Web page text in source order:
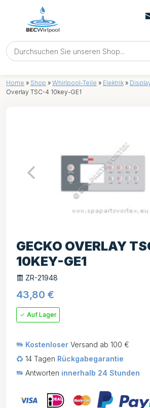
Home » Shop » Whirlpool-Teile » Elektrik »
Overlay TSC-4 10key-GE1
GECKO OVERLAY
10KEY-GE1
ZR-21948
43,80 €
Auf Lager
Kostenloser Versand ab 100 €
14 Tagen Rückgabegarantie
Antworten innerhalb 24 Stunden